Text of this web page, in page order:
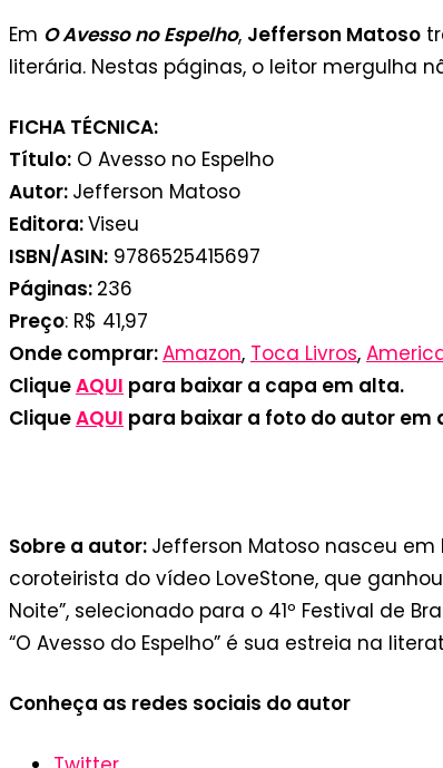
Em O Avesso no Espelho, Jefferson Matoso
literária. Nestas páginas, o leitor mergulha
FICHA TÉCNICA:
Título: O Avesso no Espelho
Autor: Jefferson Matoso
Editora:Viseu
ISBN/ASIN: 9786525415697
Páginas: 236
Preço: R$ 41,97
Onde comprar:Amazon, Toca Livros,
CliqueAQUI para baixar a capa em alta.
CliqueAQUI para baixar a foto do autor em
Sobre a autor: Jefferson Matoso nasceu em
coroteirista do vídeo LoveStone, que
Noite”, selecionado para o 41º Festival de
“O Avesso do Espelho” é sua estreia na
Conheça as redes sociais do autor